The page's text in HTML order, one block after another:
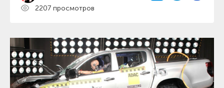
2207 просмотров